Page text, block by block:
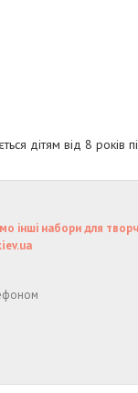
дітям від 8 років
інші набори для